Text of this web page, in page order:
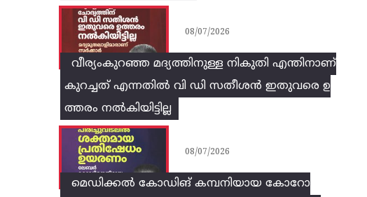
വീര്യംകുറഞ്ഞ മദ്യത്തിനുള്ള നികുതി എന്തിനാണ്
കുറച്ചത് എന്നതിൽ വി ഡി സതീശൻ ഇതുവരെ ഉ
ത്തരം നൽകിയിട്ടില്ല
08/07/2026
മെഡിക്കൽ കോഡിങ് കമ്പനിയായ കോറോ
08/07/2026